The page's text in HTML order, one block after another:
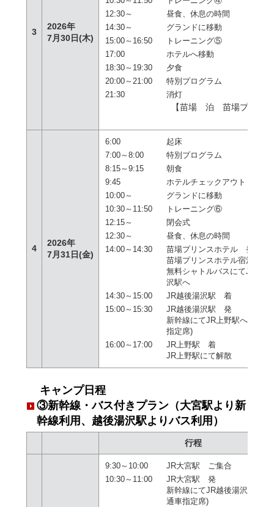
3
2026年
7月30日(木)
12:30～
昼食、休息の時間
14:30～
グランドに移動
15:00～16:50
トレーニング⑤
17:00
ホテルへ移動
18:30～19:30
夕食
20:00～21:00
特別プログラム
21:30
消灯
【苗場 泊 苗場プリン
4
2026年
7月31日(金)
6:00
起床
7:00～8:00
特別プログラム
8:15～9:15
朝食
9:45
ホテルチェックアウト
10:00～
グランドに移動
10:30～11:50
トレーニング⑥
12:15～
閉会式
12:30～
昼食、休息の時間
14:00～14:30
苗場プリンスホテル 発
苗場プリンスホテル宿泊者専
無料シャトルバスにてJR越後
沢駅へ
14:30～15:00
JR越後湯沢駅 着
15:00～15:30
JR越後湯沢駅 発
新幹線にてJR上野駅へ(普通車
指定席)
16:00～17:00
JR上野駅 着
JR上野駅にて解散
キャンプ日程
③新幹線・バス付きプラン（大宮駅より新
幹線利用、越後湯沢駅よりバス利用）
行程
9:30～10:00
JR大宮駅 ご集合
10:30～11:00
JR大宮駅 発
新幹線にてJR越後湯沢駅へ(普
通車指定席)